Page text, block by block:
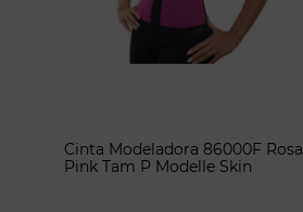
Cinta Modeladora 86000F Rosa
Pink Tam P Modelle Skin